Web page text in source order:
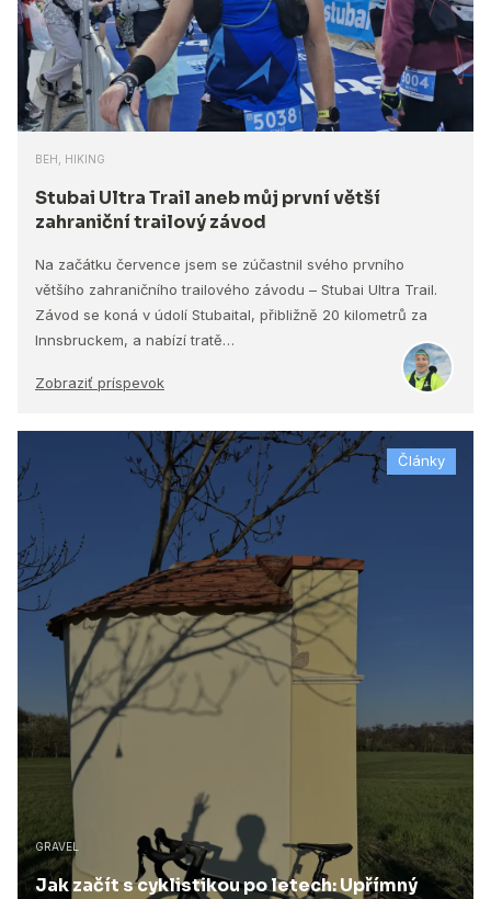
BEH, HIKING
Stubai Ultra Trail aneb můj první větší
zahraniční trailový závod
Na začátku července jsem se zúčastnil svého prvního
většího zahraničního trailového závodu – Stubai Ultra Trail.
Závod se koná v údolí Stubaital, přibližně 20 kilometrů za
Innsbruckem, a nabízí tratě…
Zobraziť príspevok
Články
GRAVEL
Jak začít s cyklistikou po letech: Upřímný